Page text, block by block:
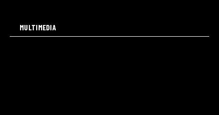
MULTIMEDIA